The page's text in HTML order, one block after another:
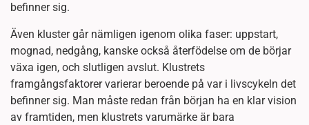
befinner sig.
Även kluster går nämligen igenom olika faser: uppstart,
mognad, nedgång, kanske också återfödelse om de börjar
växa igen, och slutligen avslut. Klustrets
framgångsfaktorer varierar beroende på var i livscykeln det
befinner sig. Man måste redan från början ha en klar vision
av framtiden, men klustrets varumärke är bara